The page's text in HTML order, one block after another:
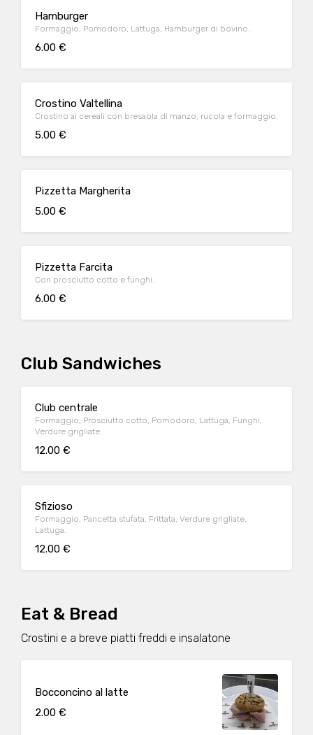
Hamburger
Formaggio, Pomodoro, Lattuga, Hamburger di bovino.
6.00 €
Crostino Valtellina
Crostino ai cereali con bresaola di manzo, rucola e formaggio.
5.00 €
Pizzetta Margherita
5.00 €
Pizzetta Farcita
Con prosciutto cotto e funghi.
6.00 €
Club Sandwiches
Club centrale
Formaggio, Prosciutto cotto, Pomodoro, Lattuga, Funghi,
Verdure grigliate.
12.00 €
Sfizioso
Formaggio, Pancetta stufata, Frittata, Verdure grigliate,
Lattuga.
12.00 €
Eat & Bread
Crostini e a breve piatti freddi e insalatone
Bocconcino al latte
2.00 €